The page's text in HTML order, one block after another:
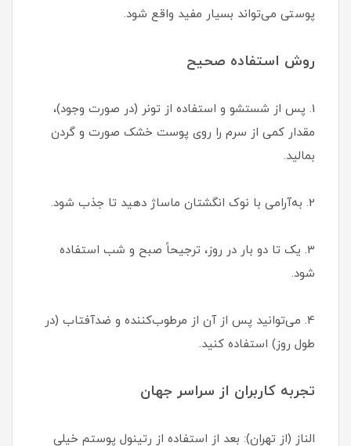
پوستی می‌تواند بسیار مفید واقع شود.
روش استفاده صحیح
1. پس از شستشو و استفاده از تونر (در صورت وجود)،
مقدار کمی از سرم را روی پوست خشک صورت و گردن
بمالید.
2. به‌آرامی با نوک انگشتان ماساژ دهید تا جذب شود.
3. یک تا دو بار در روز، ترجیحاً صبح و شب استفاده
شود.
4. می‌توانید پس از آن از مرطوب‌کننده و ضدآفتاب (در
طول روز) استفاده کنید.
تجربه کاربران از سراسر جهان
الناز (از تهران): بعد از استفاده از رتینول پوستم خیلی